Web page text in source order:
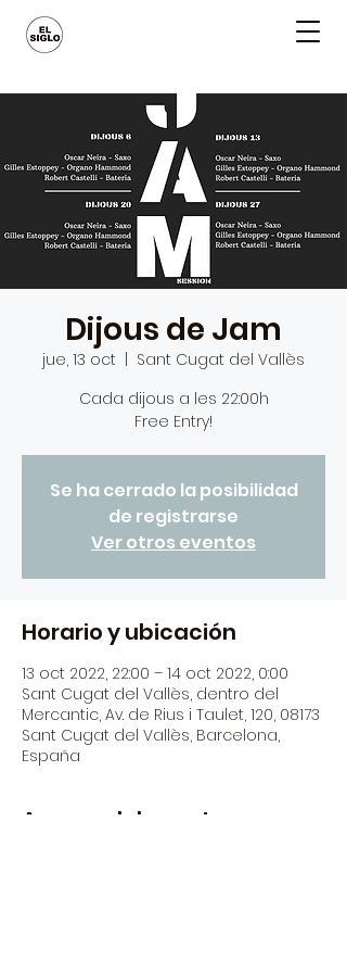
Dijous de Jam
jue, 13 oct
Sant Cugat del Vallès
Cada dijous a les 22:00h
Free Entry!
Se ha cerrado la posibilidad
de registrarse
Ver otros eventos
Horario y ubicación
13 oct 2022, 22:00 – 14 oct 2022, 0:00
Sant Cugat del Vallès, dentro del
Mercantic, Av. de Rius i Taulet, 120, 08173
Sant Cugat del Vallès, Barcelona,
España
Acerca del evento